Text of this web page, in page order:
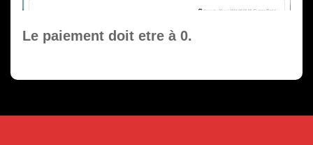
Le paiement doit etre à 0.